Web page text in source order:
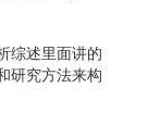
综述里面讲的
研究方法来构